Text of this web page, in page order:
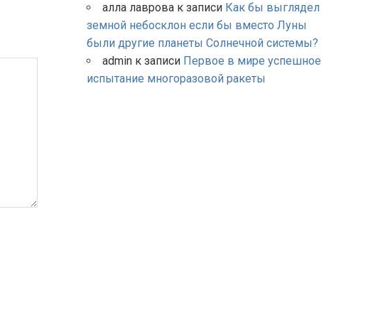
алла лавровак записи Как бы выглядел
земной небосклон если бы вместо Луны
были другие планеты Солнечной системы?
adminк записи Первое в мире успешное
испытание многоразовой ракеты